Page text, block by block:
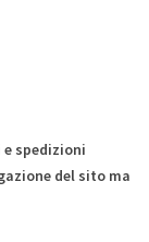
spedizioni
del sito ma